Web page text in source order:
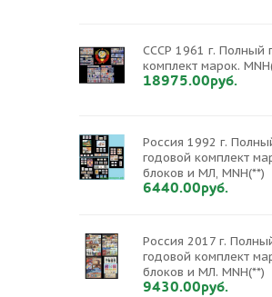
СССР 1961 г. Полный
комплект марок.
18975.00руб.
Россия 1992 г.
годовой комплект
блоков и МЛ, MNH(**)
6440.00руб.
Россия 2017 г.
годовой комплект
блоков и МЛ. MNH(**)
9430.00руб.